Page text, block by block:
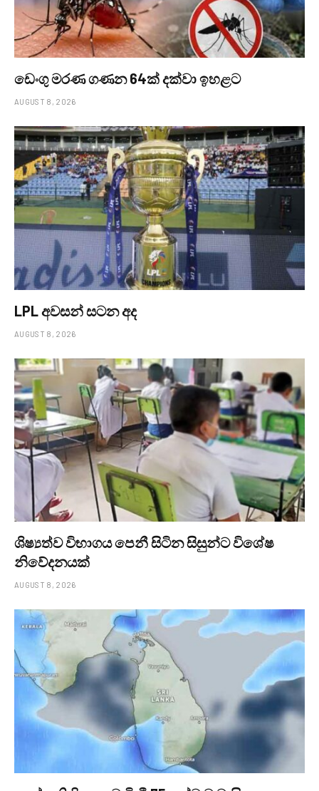
ඩෙංගු මරණ ගණන 64ක් දක්වා ඉහළට
AUGUST 8, 2026
LPL අවසන් සටන අද
AUGUST 8, 2026
ශිෂ්‍යත්ව විභාගය පෙනී සිටින සිසුන්ට විශේෂ
නිවේදනයක්
AUGUST 8, 2026